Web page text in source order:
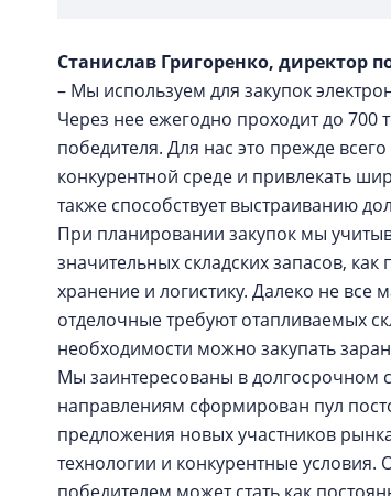
Станислав Григоренко, директор
– Мы используем для закупок
Через нее ежегодно проходит до
победителя. Для нас это прежде
конкурентной среде и привлекать
также способствует выстраиванию
При планировании закупок мы
значительных складских запасов,
хранение и логистику. Далеко не все
отделочные требуют отапливаемых
необходимости можно закупать
Мы заинтересованы в долгосрочном
направлениям сформирован пул
предложения новых участников
технологии и конкурентные